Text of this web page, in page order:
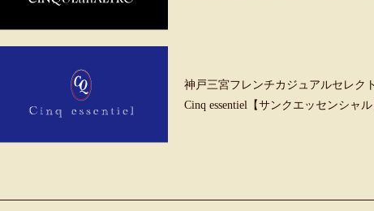
神戸三宮フレンチカジュアルセレク
Cinq essentiel【サンクエッセンシャル